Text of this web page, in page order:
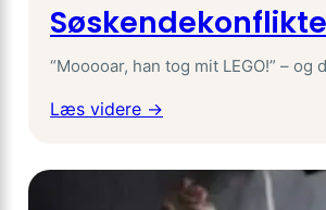
“Mooooar, han tog mit LEGO!” –
Læs videre →
samarbejde: